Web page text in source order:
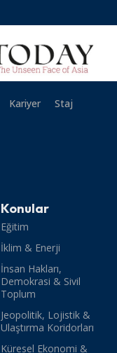
Kariyer
Staj
Konular
Eğitim
İklim & Enerji
İnsan Hakları,
Demokrasi & Sivil
Toplum
Jeopolitik, Lojistik &
Ulaştırma Koridorları
Küresel Ekonomi &